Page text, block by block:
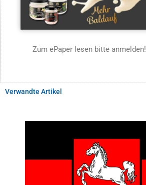
Zum ePaper lesen bitte anmelden!
Verwandte Artikel